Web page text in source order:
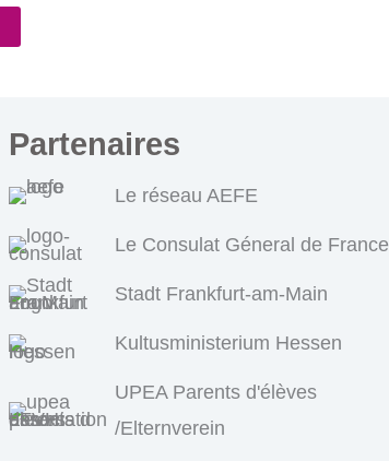
Partenaires
Le réseau AEFE
Le Consulat Géneral de France
Stadt Frankfurt-am-Main
Kultusministerium Hessen
UPEA Parents d'élèves
/Elternverein